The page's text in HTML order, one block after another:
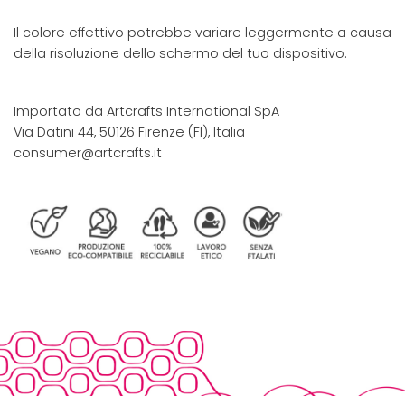
Il colore effettivo potrebbe variare leggermente a causa
della risoluzione dello schermo del tuo dispositivo.
Importato da Artcrafts International SpA
Via Datini 44, 50126 Firenze (FI), Italia
consumer@artcrafts.it